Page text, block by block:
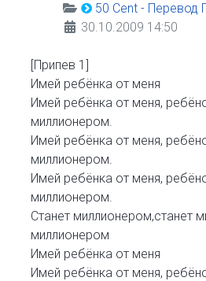
50 Cent - Перевод
30.10.2009 14:50
[Припев 1]
Имей ребёнка от меня
Имей ребёнка от меня,
миллионером.
Имей ребёнка от меня,
миллионером.
Имей ребёнка от меня,
миллионером.
Станет миллионером,станет
миллионером
Имей ребёнка от меня
Имей ребёнка от меня,